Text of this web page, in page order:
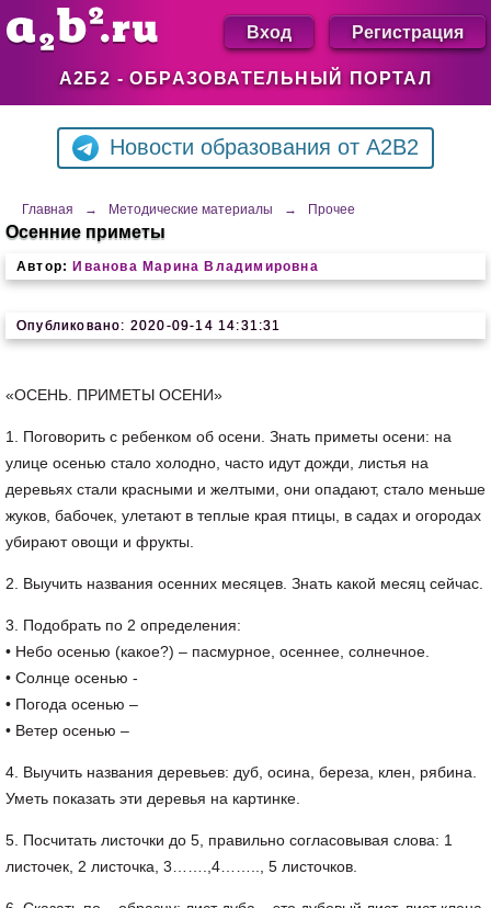
А2Б2 - ОБРАЗОВАТЕЛЬНЫЙ ПОРТАЛ
Вход Регистрация
Новости образования от A2B2
Главная → Методические материалы → Прочее
Осенние приметы
Автор: Иванова Марина Владимировна
Опубликовано: 2020-09-14 14:31:31
«ОСЕНЬ. ПРИМЕТЫ ОСЕНИ»
1. Поговорить с ребенком об осени. Знать приметы осени: на
улице осенью стало холодно, часто идут дожди, листья на
деревьях стали красными и желтыми, они опадают, стало меньше
жуков, бабочек, улетают в теплые края птицы, в садах и огородах
убирают овощи и фрукты.
2. Выучить названия осенних месяцев. Знать какой месяц сейчас.
3. Подобрать по 2 определения:
• Небо осенью (какое?) – пасмурное, осеннее, солнечное.
• Солнце осенью -
• Погода осенью –
• Ветер осенью –
4. Выучить названия деревьев: дуб, осина, береза, клен, рябина.
Уметь показать эти деревья на картинке.
5. Посчитать листочки до 5, правильно согласовывая слова: 1
листочек, 2 листочка, 3…….,4…….., 5 листочков.